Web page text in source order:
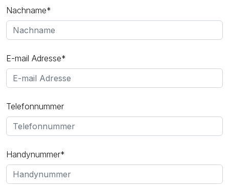
Nachname*
E-mail Adresse*
Telefonnummer
Handynummer*